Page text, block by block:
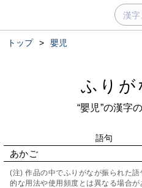
トップ > 嬰児
ふりが
“嬰児”の漢字
語句
あかご
(注) 作品の中でふりがなが振られた
的な用法や使用頻度とは異なる場合が